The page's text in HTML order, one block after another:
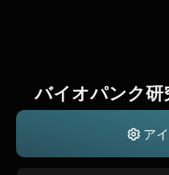
バイオパンク研
ア